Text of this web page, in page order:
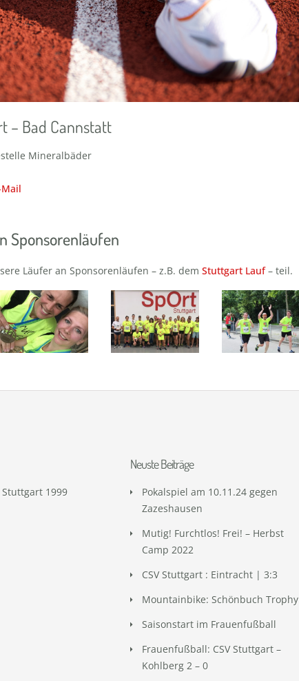
Bad Cannstatt
Mineralbäder
Mail
Sponsorenläufen
Läufer an Sponsorenläufen – z.B. dem Stuttgart Lauf– teil.
1999
Neuste Beiträge
Pokalspiel am 10.11.24 gegen
Zazeshausen
Mutig! Furchtlos! Frei! – Herbst
Camp 2022
CSV Stuttgart : Eintracht | 3:3
Mountainbike: Schönbuch Trophy
Saisonstart im Frauenfußball
Frauenfußball: CSV Stuttgart –
Kohlberg 2 – 0